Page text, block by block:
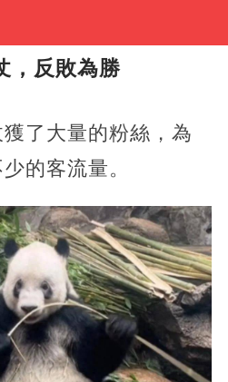
，反敗為勝
了大量的粉絲，為
的客流量。